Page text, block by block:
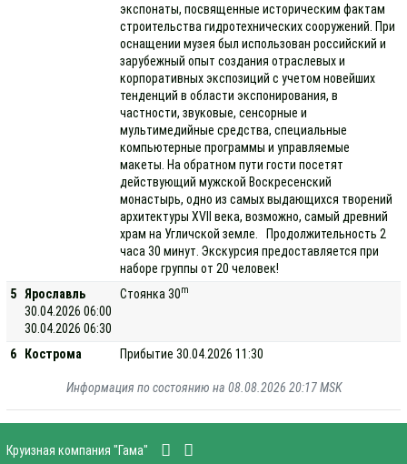
экспонаты, посвященные историческим фактам
строительства гидротехнических сооружений. При
оснащении музея был использован российский и
зарубежный опыт создания отраслевых и
корпоративных экспозиций с учетом новейших
тенденций в области экспонирования, в
частности, звуковые, сенсорные и
мультимедийные средства, специальные
компьютерные программы и управляемые
макеты. На обратном пути гости посетят
действующий мужской Воскресенский
монастырь, одно из самых выдающихся творений
архитектуры XVII века, возможно, самый древний
храм на Угличской земле. Продолжительность 2
часа 30 минут. Экскурсия предоставляется при
наборе группы от 20 человек!
5
Ярославль
30.04.2026 06:00
30.04.2026 06:30
Стоянка 30m
6 Кострома Прибытие 30.04.2026 11:30
Информация по состоянию на 08.08.2026 20:17 MSK
Круизная компания "Гама"